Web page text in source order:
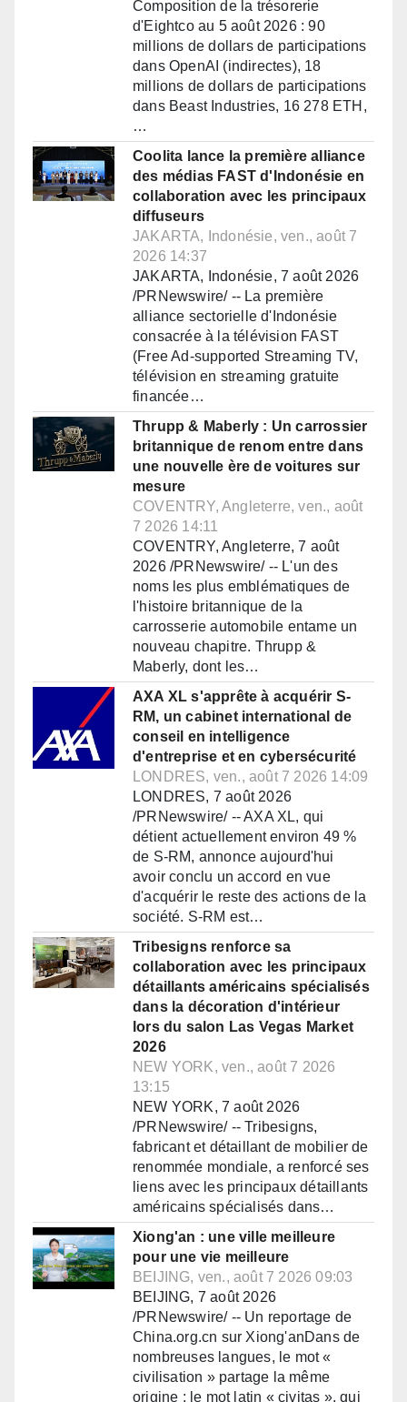
Composition de la trésorerie
d'Eightco au 5 août 2026 : 90
millions de dollars de participations
dans OpenAI (indirectes), 18
millions de dollars de participations
dans Beast Industries, 16 278 ETH,
…
Coolita lance la première alliance
des médias FAST d'Indonésie en
collaboration avec les principaux
diffuseurs
JAKARTA, Indonésie, ven., août 7
2026 14:37
JAKARTA, Indonésie, 7 août 2026
/PRNewswire/ -- La première
alliance sectorielle d'Indonésie
consacrée à la télévision FAST
(Free Ad-supported Streaming TV,
télévision en streaming gratuite
financée…
Thrupp & Maberly : Un carrossier
britannique de renom entre dans
une nouvelle ère de voitures sur
mesure
COVENTRY, Angleterre, ven., août
7 2026 14:11
COVENTRY, Angleterre, 7 août
2026 /PRNewswire/ -- L'un des
noms les plus emblématiques de
l'histoire britannique de la
carrosserie automobile entame un
nouveau chapitre. Thrupp &
Maberly, dont les…
AXA XL s'apprête à acquérir S-
RM, un cabinet international de
conseil en intelligence
d'entreprise et en cybersécurité
LONDRES, ven., août 7 2026 14:09
LONDRES, 7 août 2026
/PRNewswire/ -- AXA XL, qui
détient actuellement environ 49 %
de S-RM, annonce aujourd'hui
avoir conclu un accord en vue
d'acquérir le reste des actions de la
société. S-RM est…
Tribesigns renforce sa
collaboration avec les principaux
détaillants américains spécialisés
dans la décoration d'intérieur
lors du salon Las Vegas Market
2026
NEW YORK, ven., août 7 2026
13:15
NEW YORK, 7 août 2026
/PRNewswire/ -- Tribesigns,
fabricant et détaillant de mobilier de
renommée mondiale, a renforcé ses
liens avec les principaux détaillants
américains spécialisés dans…
Xiong'an : une ville meilleure
pour une vie meilleure
BEIJING, ven., août 7 2026 09:03
BEIJING, 7 août 2026
/PRNewswire/ -- Un reportage de
China.org.cn sur Xiong'anDans de
nombreuses langues, le mot «
civilisation » partage la même
origine : le mot latin « civitas », qui